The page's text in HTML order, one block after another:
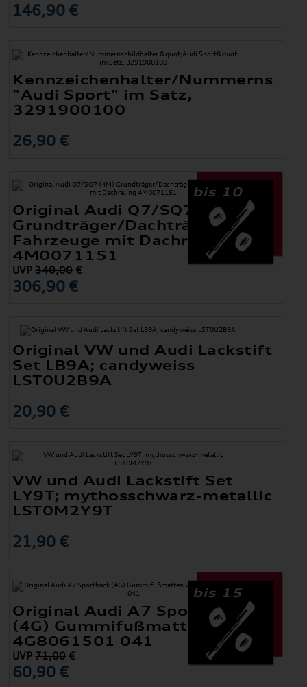
146,90 €
Kennzeichenhalter/
"Audi Sport" im Satz,
3291900100
26,90 €
bis 10
Original Audi Q7/SQ7 (4M)
Grundträger/Dachträger für
Fahrzeuge mit Dachreling
4M0071151
UVP340,00 €
306,90 €
Original VW und Audi Lackstift
Set LB9A; candyweiss
LST0U2B9A
20,90 €
VW und Audi Lackstift Set
LY9T; mythosschwarz-metallic
LST0M2Y9T
21,90 €
bis 15
Original Audi A7 Sportback
(4G) Gummifußmatten Vorne
4G8061501 041
UVP71,00 €
60,90 €